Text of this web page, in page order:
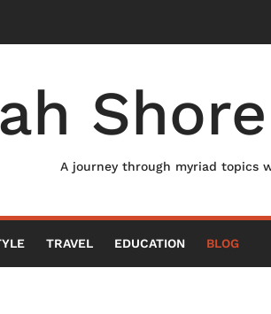
A journey through myriad topics
TRAVEL EDUCATION BLOG